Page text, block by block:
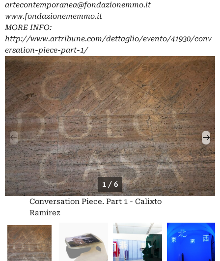
artecontemporanea@fondazionemmo.it
www.fondazionememmo.it
MORE INFO:
http://www.artribune.com/dettaglio/evento/41930/conv
ersation-piece-part-1/
1 / 6
Conversation Piece. Part 1 - Calixto
Ramirez